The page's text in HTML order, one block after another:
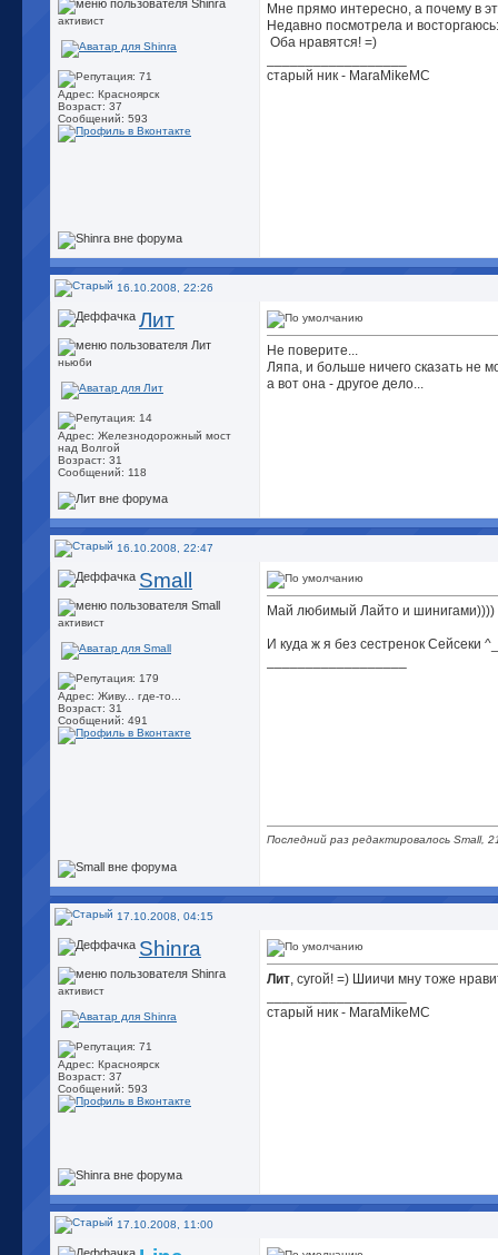
активист
Адрес: Красноярск
Возраст: 37
Сообщений: 593
Мне прямо интересно, а почему в
Недавно посмотрела и восторгаюсь:
Оба нравятся! =)
старый ник - MaraMikeMC
16.10.2008, 22:26
Лит
ньюби
Адрес: Железнодорожный мост
над Волгой
Возраст: 31
Сообщений: 118
Не поверите...
Ляпа, и больше ничего сказать не
а вот она - другое дело...
16.10.2008, 22:47
Small
активист
Адрес: Живу... где-то...
Возраст: 31
Сообщений: 491
Май любимый Лайто и
И куда ж я без сестренок Сейсеки
Последний раз редактировалось Small,
17.10.2008, 04:15
Shinra
активист
Адрес: Красноярск
Возраст: 37
Сообщений: 593
Лит, сугой! =) Шиичи мну тоже
старый ник - MaraMikeMC
17.10.2008, 11:00